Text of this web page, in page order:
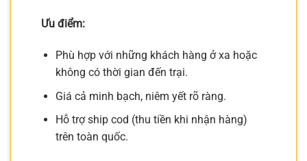
Ưu điểm:
Phù hợp với những khách hàng ở xa hoặc
không có thời gian đến trại.
Giá cả minh bạch, niêm yết rõ ràng.
Hỗ trợ ship cod (thu tiền khi nhận hàng)
trên toàn quốc.